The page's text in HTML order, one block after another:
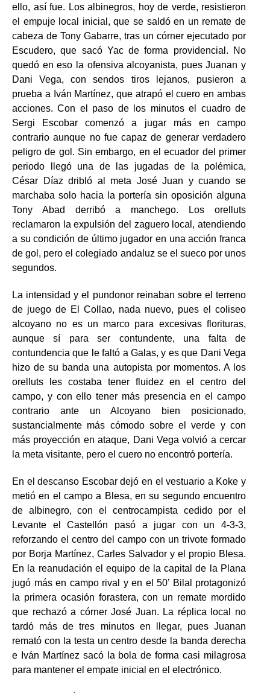
ello, así fue. Los albinegros, hoy de verde, resistieron
el empuje local inicial, que se saldó en un remate de
cabeza de Tony Gabarre, tras un córner ejecutado por
Escudero, que sacó Yac de forma providencial. No
quedó en eso la ofensiva alcoyanista, pues Juanan y
Dani Vega, con sendos tiros lejanos, pusieron a
prueba a Iván Martínez, que atrapó el cuero en ambas
acciones. Con el paso de los minutos el cuadro de
Sergi Escobar comenzó a jugar más en campo
contrario aunque no fue capaz de generar verdadero
peligro de gol. Sin embargo, en el ecuador del primer
periodo llegó una de las jugadas de la polémica,
César Díaz dribló al meta José Juan y cuando se
marchaba solo hacia la portería sin oposición alguna
Tony Abad derribó a manchego. Los orelluts
reclamaron la expulsión del zaguero local, atendiendo
a su condición de último jugador en una acción franca
de gol, pero el colegiado andaluz se el sueco por unos
segundos.
La intensidad y el pundonor reinaban sobre el terreno
de juego de El Collao, nada nuevo, pues el coliseo
alcoyano no es un marco para excesivas florituras,
aunque sí para ser contundente, una falta de
contundencia que le faltó a Galas, y es que Dani Vega
hizo de su banda una autopista por momentos. A los
orelluts les costaba tener fluidez en el centro del
campo, y con ello tener más presencia en el campo
contrario ante un Alcoyano bien posicionado,
sustancialmente más cómodo sobre el verde y con
más proyección en ataque, Dani Vega volvió a cercar
la meta visitante, pero el cuero no encontró portería.
En el descanso Escobar dejó en el vestuario a Koke y
metió en el campo a Blesa, en su segundo encuentro
de albinegro, con el centrocampista cedido por el
Levante el Castellón pasó a jugar con un 4-3-3,
reforzando el centro del campo con un trivote formado
por Borja Martínez, Carles Salvador y el propio Blesa.
En la reanudación el equipo de la capital de la Plana
jugó más en campo rival y en el 50’ Bilal protagonizó
la primera ocasión forastera, con un remate mordido
que rechazó a córner José Juan. La réplica local no
tardó más de tres minutos en llegar, pues Juanan
remató con la testa un centro desde la banda derecha
e Iván Martínez sacó la bola de forma casi milagrosa
para mantener el empate inicial en el electrónico.